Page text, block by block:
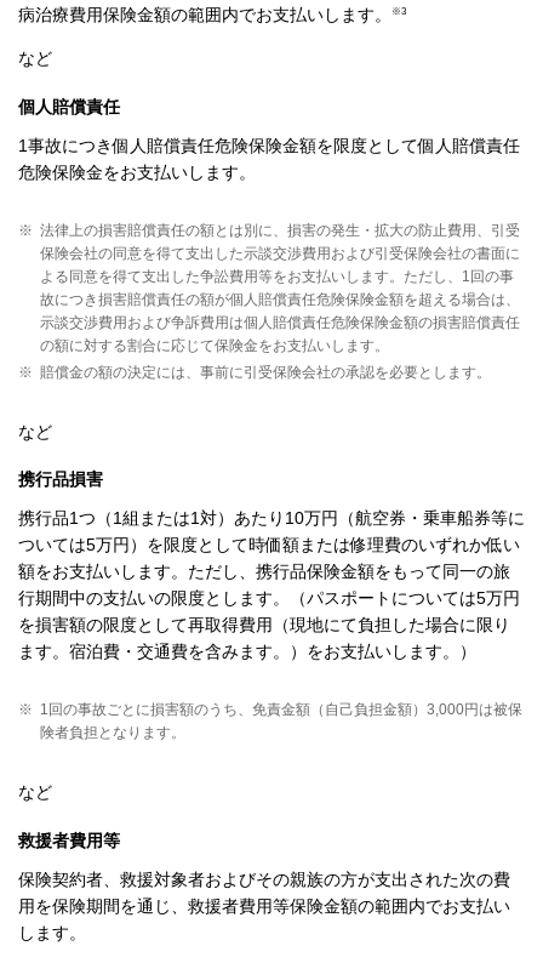
病治療費用保険金額の範囲内でお支払いします。
※3
など
個人賠償責任
1事故につき個人賠償責任危険保険金額を限度として個人賠償責任
危険保険金をお支払いします。
※ 法律上の損害賠償責任の額とは別に、損害の発生・拡大の防止費用、引受
保険会社の同意を得て支出した示談交渉費用および引受保険会社の書面に
よる同意を得て支出した争訟費用等をお支払いします。ただし、1回の事
故につき損害賠償責任の額が個人賠償責任危険保険金額を超える場合は、
示談交渉費用および争訴費用は個人賠償責任危険保険金額の損害賠償責任
の額に対する割合に応じて保険金をお支払いします。
※ 賠償金の額の決定には、事前に引受保険会社の承認を必要とします。
など
携行品損害
携行品1つ（1組または1対）あたり10万円（航空券・乗車船券等に
ついては5万円）を限度として時価額または修理費のいずれか低い
額をお支払いします。ただし、携行品保険金額をもって同一の旅
行期間中の支払いの限度とします。（パスポートについては5万円
を損害額の限度として再取得費用（現地にて負担した場合に限り
ます。宿泊費・交通費を含みます。）をお支払いします。）
※ 1回の事故ごとに損害額のうち、免責金額（自己負担金額）3,000円は被保
険者負担となります。
など
救援者費用等
保険契約者、救援対象者およびその親族の方が支出された次の費
用を保険期間を通じ、救援者費用等保険金額の範囲内でお支払い
します。